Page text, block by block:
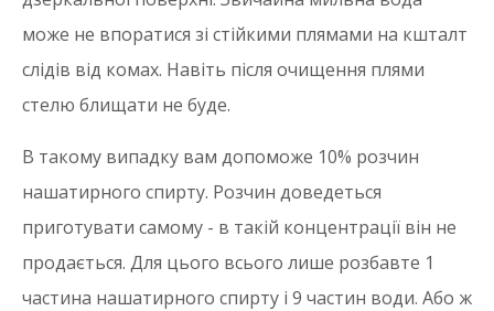
може не впоратися зі стійкими плямами на кшталт
слідів від комах. Навіть після очищення плями
стелю блищати не буде.
В такому випадку вам допоможе 10% розчин
нашатирного спирту. Розчин доведеться
приготувати самому - в такій концентрації він не
продається. Для цього всього лише розбавте 1
частина нашатирного спирту і 9 частин води. Або ж